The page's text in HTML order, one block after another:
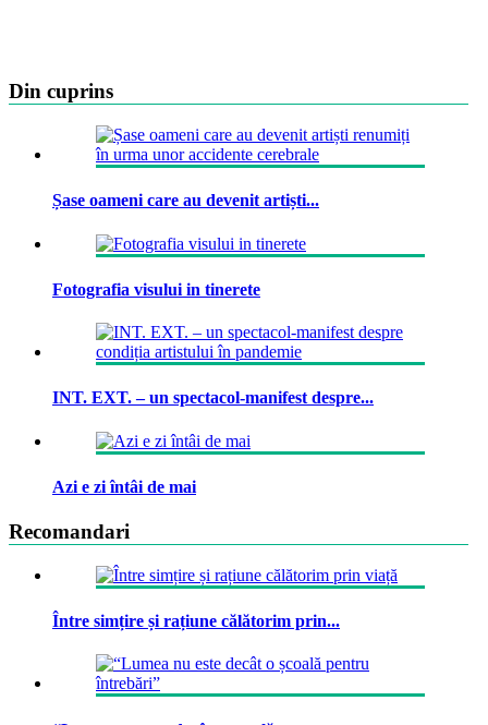
Din cuprins
Șase oameni care au devenit artiști...
Fotografia visului in tinerete
INT. EXT. – un spectacol-manifest despre...
Azi e zi întâi de mai
Recomandari
Între simțire și rațiune călătorim prin...